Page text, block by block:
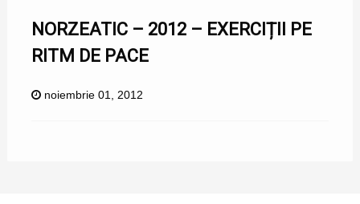
NORZEATIC – 2012 – EXERCIȚII PE
RITM DE PACE
noiembrie 01, 2012